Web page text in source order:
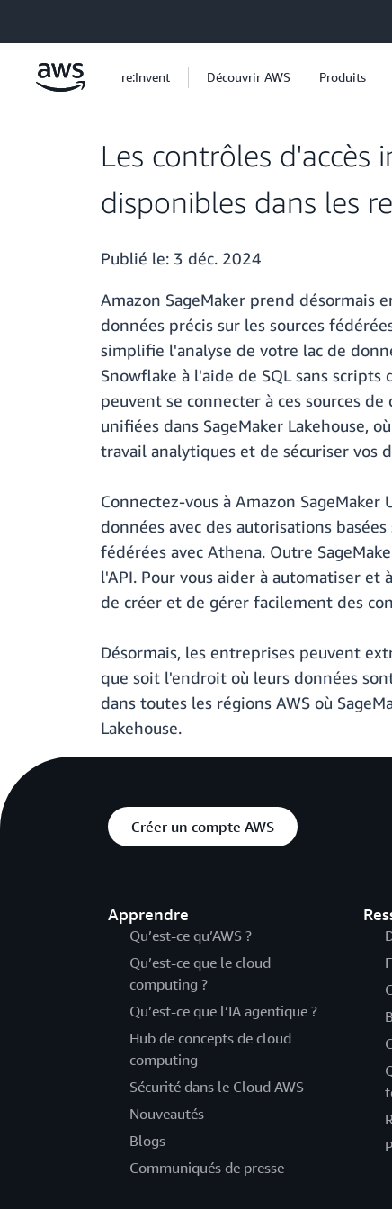
re:Invent Découvrir AWS Produits
Les contrôles d'accès
disponibles dans les
Publié le: 3 déc. 2024
Amazon SageMaker prend désormais
données précis sur les sources
simplifie l'analyse de votre lac de
Snowflake à l'aide de SQL sans
peuvent se connecter à ces sources
unifiées dans SageMaker Lakehouse,
travail analytiques et de sécuriser vos
Connectez-vous à Amazon
données avec des autorisations
fédérées avec Athena. Outre
l'API. Pour vous aider à automatiser
de créer et de gérer facilement des
Désormais, les entreprises peuvent
que soit l'endroit où leurs données
dans toutes les régions AWS où
Lakehouse.
Créer un compte AWS
Apprendre
Qu’est-ce qu’AWS ?
Qu’est-ce que le cloud
computing ?
Qu’est-ce que l’IA agentique ?
Hub de concepts de cloud
computing
Sécurité dans le Cloud AWS
Nouveautés
Blogs
Communiqués de presse